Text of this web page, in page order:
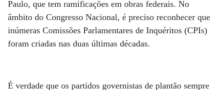
Paulo, que tem ramificações em obras federais. No
âmbito do Congresso Nacional, é preciso reconhecer que
inúmeras Comissões Parlamentares de Inquéritos (CPIs)
foram criadas nas duas últimas décadas.
É verdade que os partidos governistas de plantão sempre